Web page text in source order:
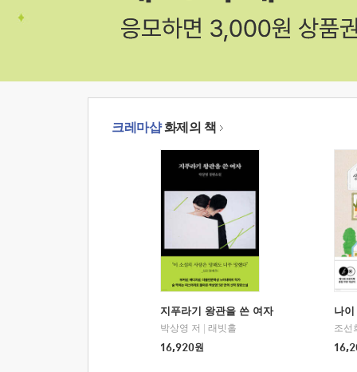
크레마샵화제의 책
지푸라기 왕관을 쓴 여자
박상영 저
래빗홀
16,920원
나
조선